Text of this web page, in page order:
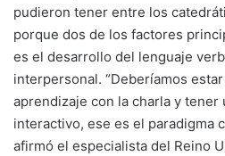
pudieron tener entre los
porque dos de los factores
es el desarrollo del lenguaje
interpersonal. “Deberíamos
aprendizaje con la charla y tener
interactivo, ese es el paradigma
afirmó el especialista del Reino